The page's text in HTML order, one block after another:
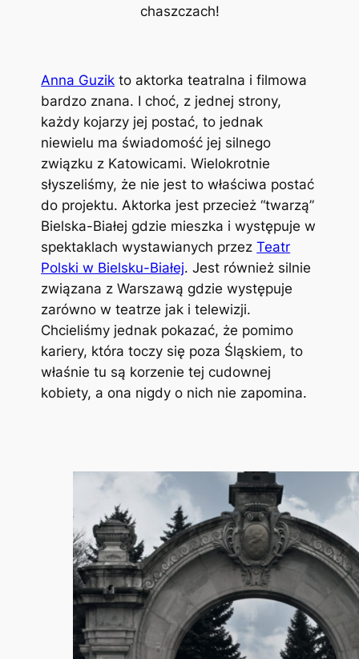
chaszczach!
Anna Guzik to aktorka teatralna i filmowa
bardzo znana. I choć, z jednej strony,
każdy kojarzy jej postać, to jednak
niewielu ma świadomość jej silnego
związku z Katowicami. Wielokrotnie
słyszeliśmy, że nie jest to właściwa postać
do projektu. Aktorka jest przecież “twarzą”
Bielska-Białej gdzie mieszka i występuje w
spektaklach wystawianych przezTeatr
Polski w Bielsku-Białej. Jest również silnie
związana z Warszawą gdzie występuje
zarówno w teatrze jak i telewizji.
Chcieliśmy jednak pokazać, że pomimo
kariery, która toczy się poza Śląskiem, to
właśnie tu są korzenie tej cudownej
kobiety, a ona nigdy o nich nie zapomina.